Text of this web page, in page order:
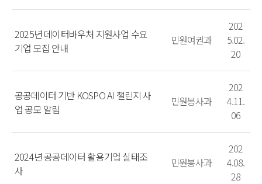
2025년 데이터바우처 지원사업 수요
기업 모집 안내
민원여권과
202
5.02.
20
공공데이터 기반 KOSPO AI 챌린지 사
업 공모 알림
민원봉사과
202
4.11.
06
2024년 공공데이터 활용기업 실태조
사
민원봉사과
202
4.08.
28